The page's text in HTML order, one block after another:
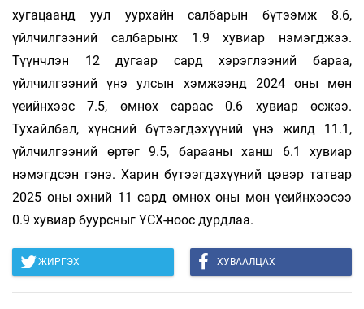
хугацаанд уул уурхайн салбарын бүтээмж 8.6,
үйлчилгээний салбарынх 1.9 хувиар нэмэгд­жээ.
Түүнчлэн 12 дугаар сард хэрэглээний бараа,
үйлчилгээний үнэ улсын хэмжээнд 2024 оны мөн
үеийнхээс 7.5, өмнөх сараас 0.6 хувиар өсжээ.
Тухайлбал, хүнсний бүтээгдэхүүний үнэ жилд 11.1,
үйлчилгээний өртөг 9.5, барааны ханш 6.1 хувиар
нэмэгдсэн гэнэ. Харин бүтээгдэхүүний цэвэр татвар
2025 оны эхний 11 сард өмнөх оны мөн үеийнхээсээ
0.9 хувиар буурсныг ҮСХ-ноос дурдлаа.
ЖИРГЭХ ХУВААЛЦАХ